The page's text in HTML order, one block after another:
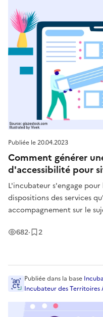
Publiée le20.04.2023
Comment générer
d'accessibilité pour
L'incubateur s'engage
dispositions des services
accompagnement sur le
Dans cette fiche vous
682Vues
· 2Enregistrement
Publiéedans la base
Incubateur des Territoires